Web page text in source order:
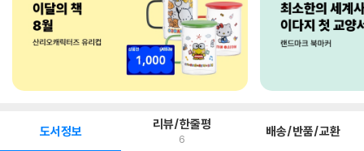
도서정보 리뷰/한줄평
6 배송/반품/교환